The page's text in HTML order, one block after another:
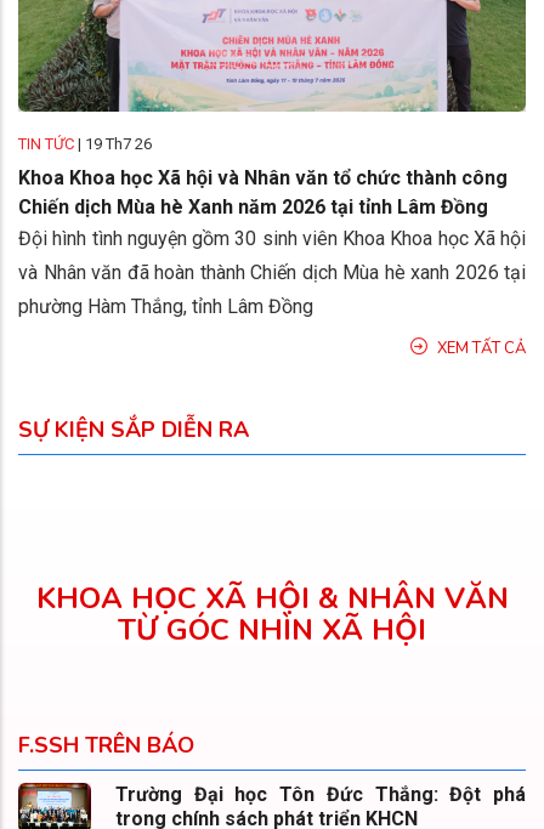
TIN TỨC | 19 Th7 26
Khoa Khoa học Xã hội và Nhân văn tổ chức thành công
Chiến dịch Mùa hè Xanh năm 2026 tại tỉnh Lâm Đồng
Đội hình tình nguyện gồm 30 sinh viên Khoa Khoa học Xã hội
và Nhân văn đã hoàn thành Chiến dịch Mùa hè xanh 2026 tại
phường Hàm Thắng, tỉnh Lâm Đồng
XEM TẤT CẢ
SỰ KIỆN SẮP DIỄN RA
KHOA HỌC XÃ HỘI & NHÂN VĂN
TỪ GÓC NHÌN XÃ HỘI
F.SSH TRÊN BÁO
Trường Đại học Tôn Đức Thắng: Đột phá
trong chính sách phát triển KHCN